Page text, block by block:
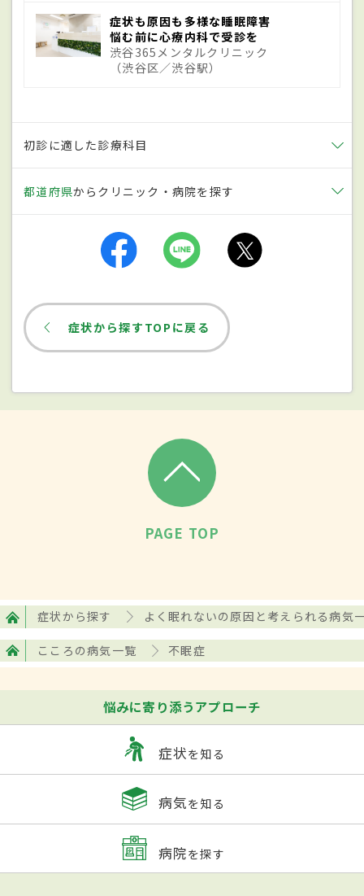
剤・甲状腺製剤・抗がん剤、日中に眠気が
出る抗ヒスタミン薬など薬の副作用、早朝
覚醒が増えるアルコール、利尿作用のある
症状で悩んでいるといわれている。女性に比
較的多く発症し、20～30歳代から始まり中
年・老年と加齢とともに増加し、60歳以上
では約3人に1人が不眠症状で悩んでいると
睡眠時無呼吸症候群
や気管支喘息な
どの体の病気や精神疾患が原因の場合も。
症状
状態が続き、日中の眠気、倦怠感や集中力
など、体や心に不調が現れ、日常生活に支
障をきたす。眠れないことに不安や焦りを
感じ、不眠恐怖が悪化する症状も現れる。
就寝から30～1時間以上寝付けない「入眠障
再度眠れない「早朝覚醒」、眠りが浅く熟
睡したという感覚が得られない「熟眠障
害」の4タイプに分かれる。中でも入眠障害
途覚醒・早朝覚醒が増加。複数の症状を併
検査・診断
問診により、眠れないことに心身の疾患が
関係しているかどうか調べていく。不眠症
症状も原因も多様な睡眠障害
悩む前に心療内科で受診を
渋谷365メンタルクリニック
（渋谷区／渋谷駅）
初診に適した診療科目
都道府県からクリニック・病院を探す
症状から探すTOPに戻る
PAGE TOP
症状から探す よく眠れないの原因と考えられる病気
こころの病気一覧 不眠症
悩みに寄り添うアプローチ
症状を知る
病気を知る
病院を探す